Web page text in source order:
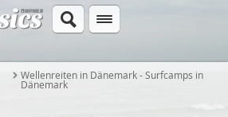
Wellenreiten in Dänemark - Surfcamps in
Dänemark